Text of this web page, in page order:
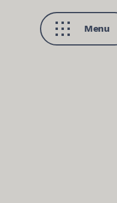
Menu
Fermer